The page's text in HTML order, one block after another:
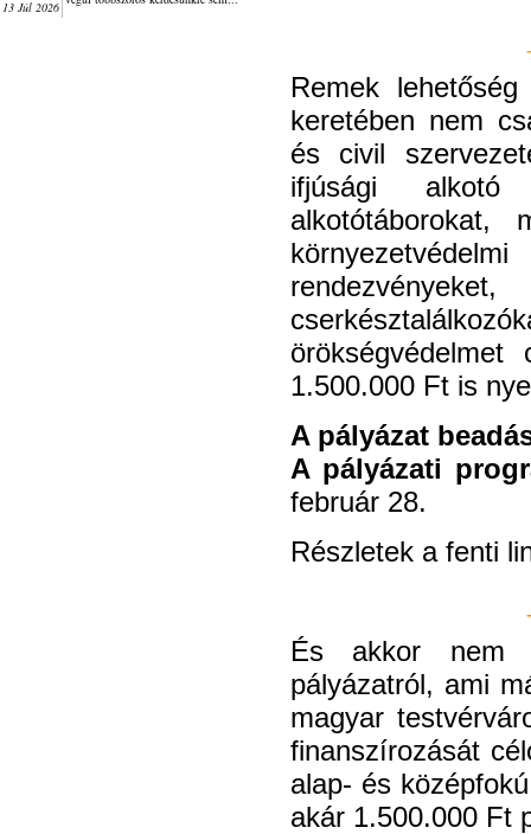
13 Júl 2026
Remek
keretében nem
és civil
ifjúsági alkotó
alkotótáborokat,
örökségvédelmet
1.500.000 Ft is
A pályázat
A pályázati
február 28.
Részletek a fenti
És akkor
pályázatról, ami
magyar
finanszírozását
alap- és
akár 1.500.000 Ft